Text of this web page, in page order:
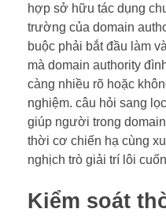
hợp sở hữu tác dụng
trường của domain
buộc phải bắt đầu làm
mà domain authority
càng nhiều rõ hoặc
nghiệm. câu hỏi sang
giúp người trong
thời cơ chiến hạ cùng
nghịch trò giải trí lôi
Kiểm soát